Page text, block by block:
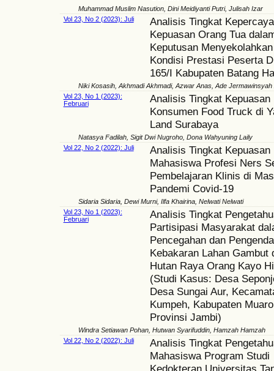
Muhammad Muslim Nasution, Dini Meidiyanti Putri, Julisah Izar
Vol 23, No 2 (2023): Juli
Analisis Tingkat
Kepuasan Orang Tua
Keputusan
Kondisi Prestasi Peserta
165/I Kabupaten Batang
Niki Kosasih, Akhmadi Akhmadi, Azwar Anas, Ade Jermawinsyah
Vol 23, No 1 (2023):
Februari
Analisis Tingkat Kepuasan
Konsumen Food Truck di
Land Surabaya
Natasya Fadilah, Sigit Dwi Nugroho, Dona Wahyuning Laily
Vol 22, No 2 (2022): Juli
Analisis Tingkat Kepuasan
Mahasiswa Profesi Ners
Pembelajaran Klinis di
Pandemi Covid-19
Sidaria Sidaria, Dewi Murni, Ilfa Khairina, Nelwati Nelwati
Vol 23, No 1 (2023):
Februari
Analisis Tingkat
Partisipasi Masyarakat
Pencegahan dan
Kebakaran Lahan Gambut
Hutan Raya Orang Kayo
(Studi Kasus: Desa
Desa Sungai Aur,
Kumpeh, Kabupaten
Provinsi Jambi)
Windra Setiawan Pohan, Hutwan Syarifuddin, Hamzah Hamzah
Vol 22, No 2 (2022): Juli
Analisis Tingkat
Mahasiswa Program Studi
Kedokteran Universitas